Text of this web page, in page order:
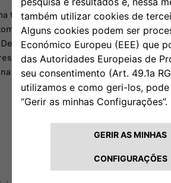
tecnologia excecional. Com sistema
e carregador sem fios, cada
da conveniência dos sensores
de estacionamento dianteiros e
cidade muito mais fácil.